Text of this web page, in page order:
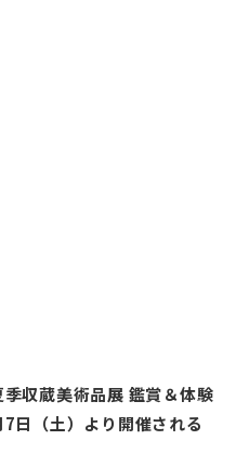
収蔵美術品展 鑑賞＆体験
日（土）より開催される